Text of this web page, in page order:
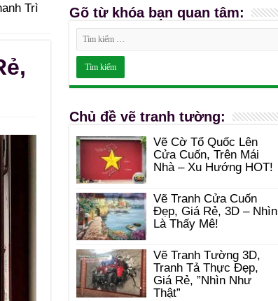
Trì
Gõ từ khóa bạn quan tâm:
Chủ đề vẽ tranh tường:
Vẽ Cờ Tổ Quốc Lên
Cửa Cuốn, Trên Mái
Nhà – Xu Hướng HOT!
Vẽ Tranh Cửa Cuốn
Đẹp, Giá Rẻ, 3D – Nhìn
Là Thấy Mê!
Vẽ Tranh Tường 3D,
Tranh Tả Thực Đẹp,
Giá Rẻ, ”Nhìn Như
Thật”